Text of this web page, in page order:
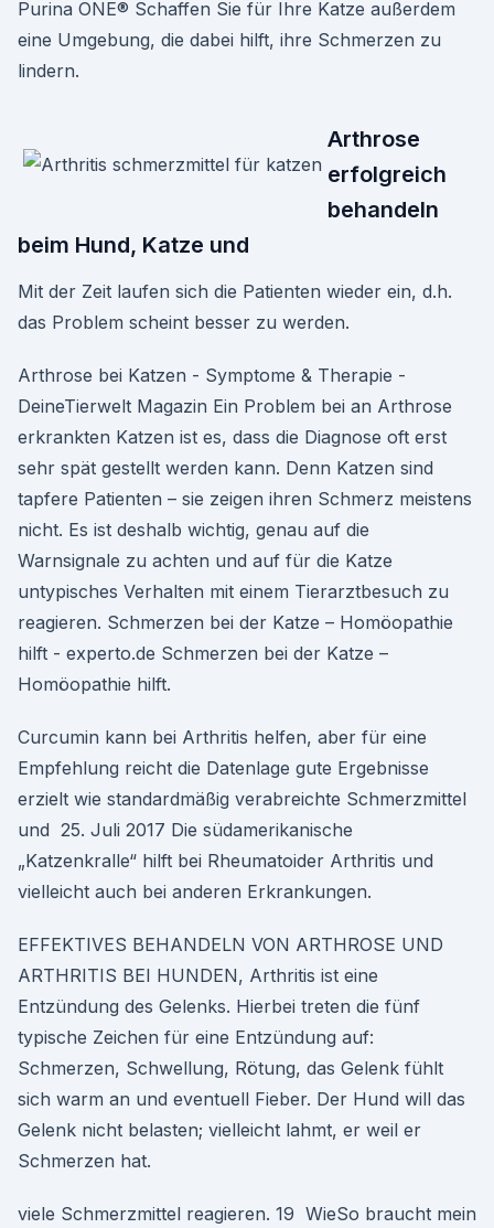
Purina ONE® Schaffen Sie für Ihre Katze außerdem
eine Umgebung, die dabei hilft, ihre Schmerzen zu
lindern.
Arthrose
erfolgreich
behandeln
beim Hund, Katze und
Mit der Zeit laufen sich die Patienten wieder ein, d.h.
das Problem scheint besser zu werden.
Arthrose bei Katzen - Symptome & Therapie -
DeineTierwelt Magazin Ein Problem bei an Arthrose
erkrankten Katzen ist es, dass die Diagnose oft erst
sehr spät gestellt werden kann. Denn Katzen sind
tapfere Patienten – sie zeigen ihren Schmerz meistens
nicht. Es ist deshalb wichtig, genau auf die
Warnsignale zu achten und auf für die Katze
untypisches Verhalten mit einem Tierarztbesuch zu
reagieren. Schmerzen bei der Katze – Homöopathie
hilft - experto.de Schmerzen bei der Katze –
Homöopathie hilft.
Curcumin kann bei Arthritis helfen, aber für eine
Empfehlung reicht die Datenlage gute Ergebnisse
erzielt wie standardmäßig verabreichte Schmerzmittel
und 25. Juli 2017 Die südamerikanische
„Katzenkralle“ hilft bei Rheumatoider Arthritis und
vielleicht auch bei anderen Erkrankungen.
EFFEKTIVES BEHANDELN VON ARTHROSE UND
ARTHRITIS BEI HUNDEN, Arthritis ist eine
Entzündung des Gelenks. Hierbei treten die fünf
typische Zeichen für eine Entzündung auf:
Schmerzen, Schwellung, Rötung, das Gelenk fühlt
sich warm an und eventuell Fieber. Der Hund will das
Gelenk nicht belasten; vielleicht lahmt, er weil er
Schmerzen hat.
viele Schmerzmittel reagieren. 19 WieSo braucht mein